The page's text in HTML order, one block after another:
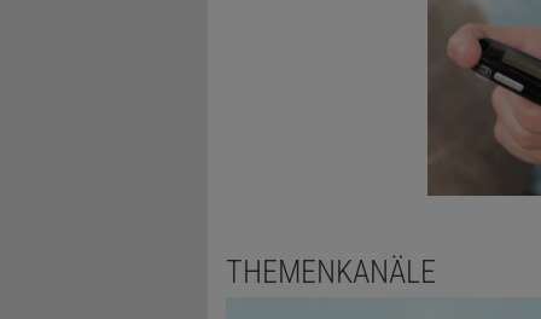
Erblindung
THEMENKANÄLE